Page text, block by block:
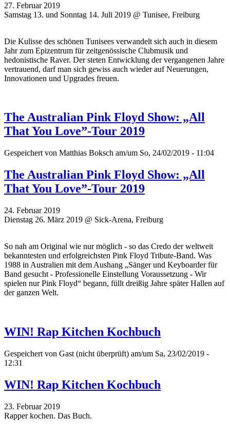
27. Februar 2019
Samstag 13. und Sonntag 14. Juli 2019 @ Tunisee, Freiburg
Die Kulisse des schönen Tunisees verwandelt sich auch in diesem
Jahr zum Epizentrum für zeitgenössische Clubmusik und
hedonistische Raver. Der steten Entwicklung der vergangenen Jahre
vertrauend, darf man sich gewiss auch wieder auf Neuerungen,
Innovationen und Upgrades freuen.
The Australian Pink Floyd Show: „All
That You Love”-Tour 2019
Gespeichert von Matthias Boksch am/um So, 24/02/2019 - 11:04
The Australian Pink Floyd Show: „All
That You Love”-Tour 2019
24. Februar 2019
Dienstag 26. März 2019 @ Sick-Arena, Freiburg
So nah am Original wie nur möglich - so das Credo der weltweit
bekanntesten und erfolgreichsten Pink Floyd Tribute-Band. Was
1988 in Australien mit dem Aushang „Sänger und Keyboarder für
Band gesucht - Professionelle Einstellung Voraussetzung - Wir
spielen nur Pink Floyd“ begann, füllt dreißig Jahre später Hallen auf
der ganzen Welt.
WIN! Rap Kitchen Kochbuch
Gespeichert von Gast (nicht überprüft) am/um Sa, 23/02/2019 -
12:31
WIN! Rap Kitchen Kochbuch
23. Februar 2019
Rapper kochen. Das Buch.